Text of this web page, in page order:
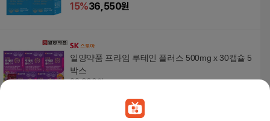
15%36,550원
일양약품 프라임 루테인 플러스 500mg x 30캡슐 5
박스
23,900원